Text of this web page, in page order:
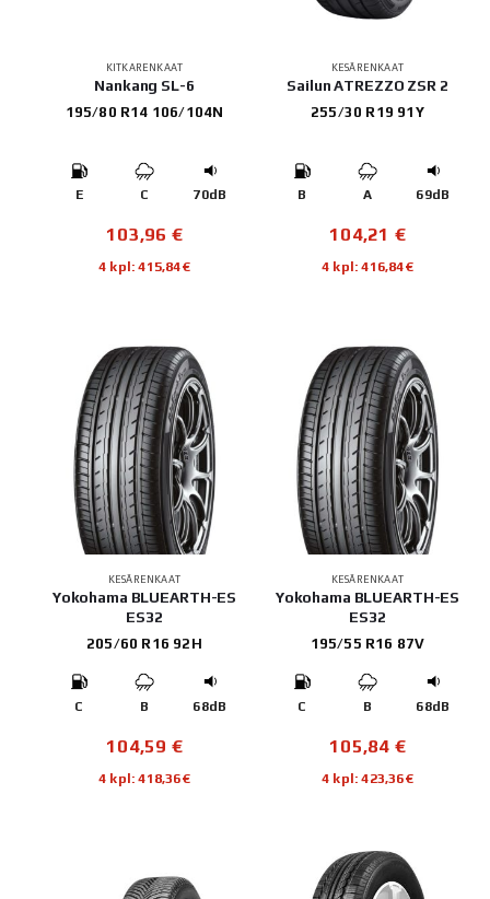
KITKARENKAAT
Nankang SL-6
195/80 R14 106/104N
E C 70dB
103,96 €
4 kpl: 415,84€
KESÄRENKAAT
Sailun ATREZZO ZSR 2
255/30 R19 91Y
B A 69dB
104,21 €
4 kpl: 416,84€
KESÄRENKAAT
Yokohama BLUEARTH-ES
ES32
205/60 R16 92H
C B 68dB
104,59 €
4 kpl: 418,36€
KESÄRENKAAT
Yokohama BLUEARTH-ES
ES32
195/55 R16 87V
C B 68dB
105,84 €
4 kpl: 423,36€